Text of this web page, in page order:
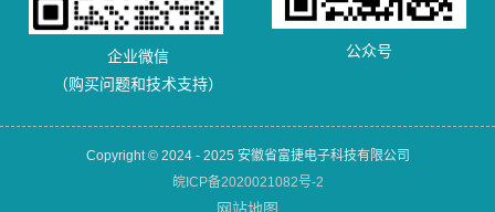
企业微信
（购买问题和技术支持）
公众号
Copyright © 2024 - 2025 安徽省富捷电子科技有限公司
皖ICP备2020021082号-2
网站地图